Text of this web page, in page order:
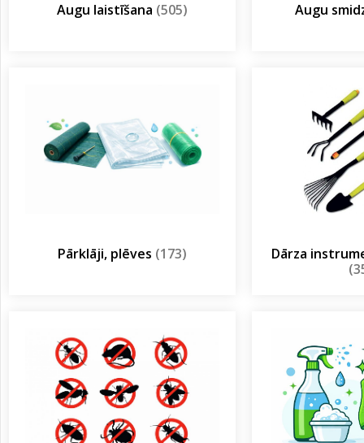
Augu laistīšana (505) Augu
Pārklāji, plēves (173)
Dārza